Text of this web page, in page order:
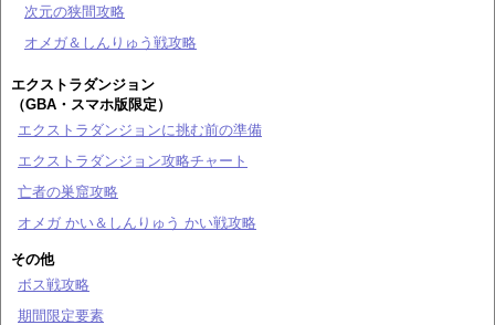
次元の狭間攻略
オメガ＆しんりゅう戦攻略
エクストラダンジョン
（GBA・スマホ版限定）
エクストラダンジョンに挑む前の準備
エクストラダンジョン攻略チャート
亡者の巣窟攻略
オメガ かい＆しんりゅう かい戦攻略
その他
ボス戦攻略
期間限定要素